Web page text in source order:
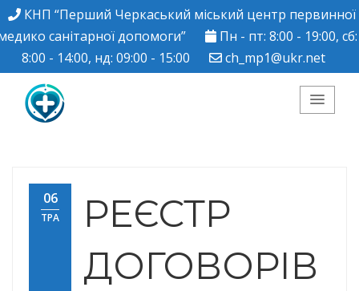
КНП “Перший Черкаський міський центр первинної
санітарної допомоги”
Пн - пт: 8:00 - 19:00, сб:
8:00 - 14:00, нд: 09:00 - 15:00
ch_mp1@ukr.net
Черкаський міський
центр ПМСД"
06
ТРА
РЕЄСТР
ДОГОВОРІВ